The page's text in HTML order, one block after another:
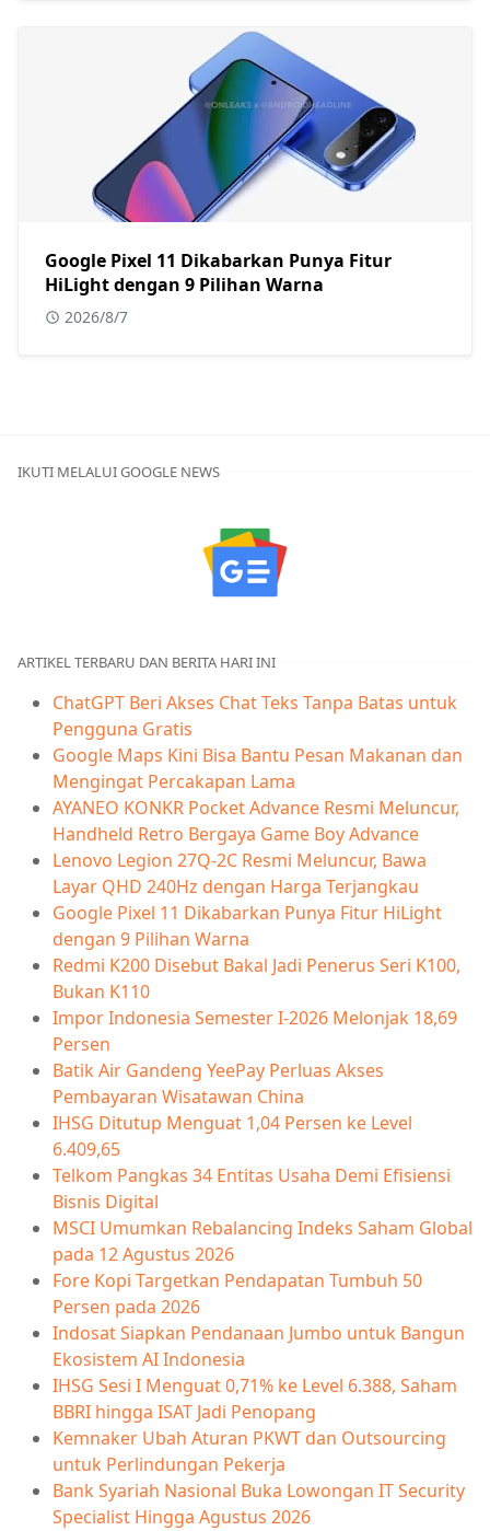
Google Pixel 11 Dikabarkan Punya Fitur
HiLight dengan 9 Pilihan Warna
2026/8/7
IKUTI MELALUI GOOGLE NEWS
ARTIKEL TERBARU DAN BERITA HARI INI
ChatGPT Beri Akses Chat Teks Tanpa Batas untuk
Pengguna Gratis
Google Maps Kini Bisa Bantu Pesan Makanan dan
Mengingat Percakapan Lama
AYANEO KONKR Pocket Advance Resmi Meluncur,
Handheld Retro Bergaya Game Boy Advance
Lenovo Legion 27Q-2C Resmi Meluncur, Bawa
Layar QHD 240Hz dengan Harga Terjangkau
Google Pixel 11 Dikabarkan Punya Fitur HiLight
dengan 9 Pilihan Warna
Redmi K200 Disebut Bakal Jadi Penerus Seri K100,
Bukan K110
Impor Indonesia Semester I-2026 Melonjak 18,69
Persen
Batik Air Gandeng YeePay Perluas Akses
Pembayaran Wisatawan China
IHSG Ditutup Menguat 1,04 Persen ke Level
6.409,65
Telkom Pangkas 34 Entitas Usaha Demi Efisiensi
Bisnis Digital
MSCI Umumkan Rebalancing Indeks Saham Global
pada 12 Agustus 2026
Fore Kopi Targetkan Pendapatan Tumbuh 50
Persen pada 2026
Indosat Siapkan Pendanaan Jumbo untuk Bangun
Ekosistem AI Indonesia
IHSG Sesi I Menguat 0,71% ke Level 6.388, Saham
BBRI hingga ISAT Jadi Penopang
Kemnaker Ubah Aturan PKWT dan Outsourcing
untuk Perlindungan Pekerja
Bank Syariah Nasional Buka Lowongan IT Security
Specialist Hingga Agustus 2026